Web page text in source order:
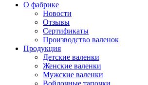
О фабрике
Новости
Отзывы
Сертификаты
Производство валенок
Продукция
Детские валенки
Женские валенки
Мужские валенки
Войлочные тапочки